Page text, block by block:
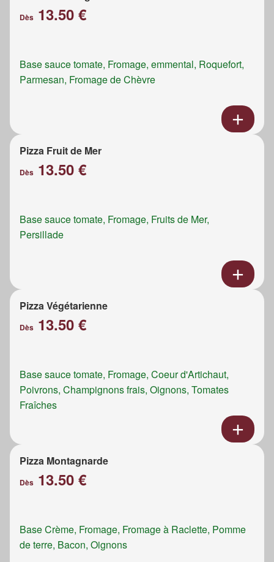
Dès 13.50 €
Base sauce tomate, Fromage, emmental, Roquefort,
Parmesan, Fromage de Chèvre
Pizza Fruit de Mer
Dès 13.50 €
Base sauce tomate, Fromage, Fruits de Mer,
Persillade
Pizza Végétarienne
Dès 13.50 €
Base sauce tomate, Fromage, Coeur d'Artichaut,
Poivrons, Champignons frais, Oignons, Tomates
Fraîches
Pizza Montagnarde
Dès 13.50 €
Base Crème, Fromage, Fromage à Raclette, Pomme
de terre, Bacon, Oignons